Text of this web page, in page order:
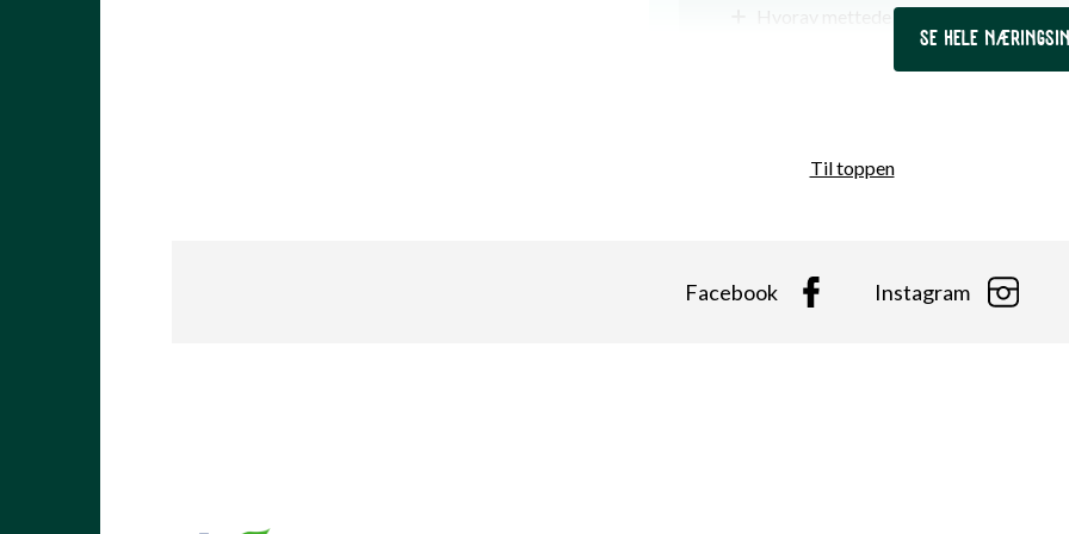
Hvorav mettede fettsyrer
SE HELE
Til toppen
Facebook Instagram